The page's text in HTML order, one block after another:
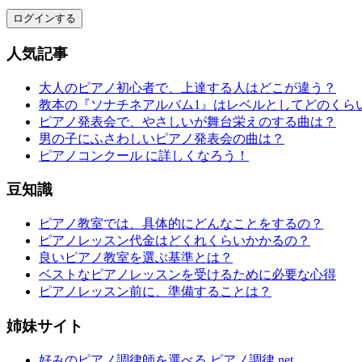
ログインする
人気記事
大人のピアノ初心者で、上達する人はどこが違う？
教本の『ソナチネアルバム1』はレベルとしてどのくら
ピアノ発表会で、やさしいが舞台栄えのする曲は？
男の子にふさわしいピアノ発表会の曲は？
ピアノコンクール に詳しくなろう！
豆知識
ピアノ教室では、具体的にどんなことをするの？
ピアノレッスン代金はどくれくらいかかるの？
良いピアノ教室を選ぶ基準とは？
ベストなピアノレッスンを受けるために必要な心得
ピアノレッスン前に、準備することは？
姉妹サイト